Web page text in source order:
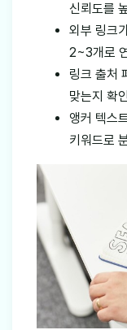
신뢰도를
외부 링크
2~3개로
링크 출처
맞는지 확
앵커 텍스
키워드로